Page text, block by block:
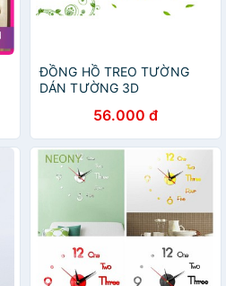
ĐỒNG HỒ TREO TƯỜNG
DÁN TƯỜNG 3D
56.000 đ